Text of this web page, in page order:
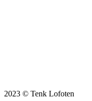
2023 © Tenk Lofoten